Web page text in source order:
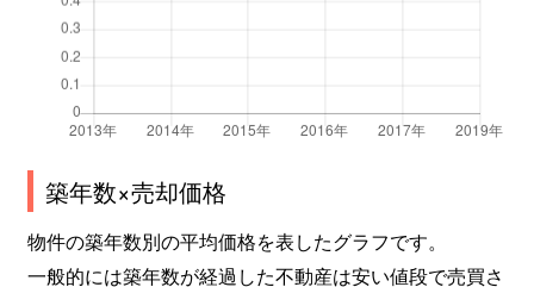
築年数×売却価格
物件の築年数別の平均価格を表したグラフです。
一般的には築年数が経過した不動産は安い値段で売買さ